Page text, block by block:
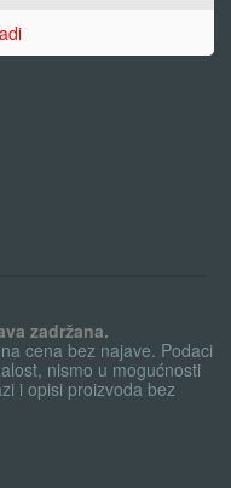
zadržana.
cena bez najave. Podaci
nismo u mogućnosti
i opisi proizvoda bez